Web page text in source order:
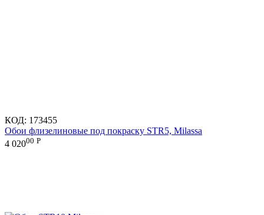
КОД: 173455
Обои флизелиновые под покраску STR5, Milassa
4 02000 Р